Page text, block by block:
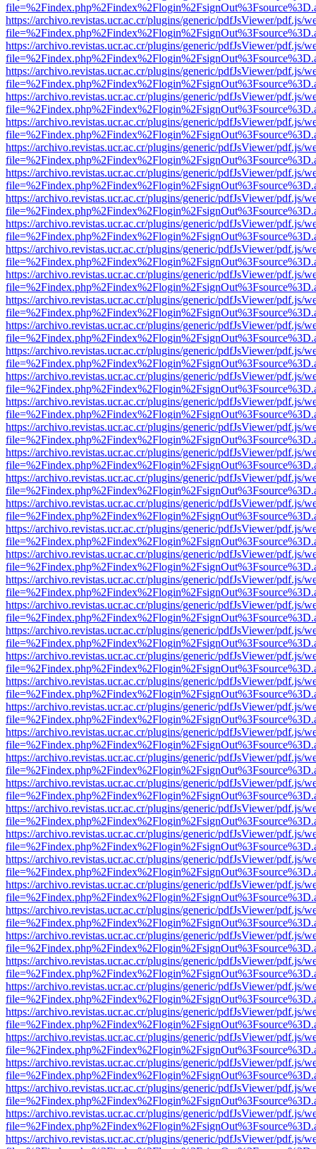
https://archivo.revistas.ucr.ac.cr/plugins/generic/pdfJsViewer/pdf.js/
https://archivo.revistas.ucr.ac.cr/plugins/generic/pdfJsViewer/pdf.js/
https://archivo.revistas.ucr.ac.cr/plugins/generic/pdfJsViewer/pdf.js/
https://archivo.revistas.ucr.ac.cr/plugins/generic/pdfJsViewer/pdf.js/
https://archivo.revistas.ucr.ac.cr/plugins/generic/pdfJsViewer/pdf.js/
https://archivo.revistas.ucr.ac.cr/plugins/generic/pdfJsViewer/pdf.js/
https://archivo.revistas.ucr.ac.cr/plugins/generic/pdfJsViewer/pdf.js/
https://archivo.revistas.ucr.ac.cr/plugins/generic/pdfJsViewer/pdf.js/
https://archivo.revistas.ucr.ac.cr/plugins/generic/pdfJsViewer/pdf.js/
https://archivo.revistas.ucr.ac.cr/plugins/generic/pdfJsViewer/pdf.js/
https://archivo.revistas.ucr.ac.cr/plugins/generic/pdfJsViewer/pdf.js/
https://archivo.revistas.ucr.ac.cr/plugins/generic/pdfJsViewer/pdf.js/
https://archivo.revistas.ucr.ac.cr/plugins/generic/pdfJsViewer/pdf.js/
https://archivo.revistas.ucr.ac.cr/plugins/generic/pdfJsViewer/pdf.js/
https://archivo.revistas.ucr.ac.cr/plugins/generic/pdfJsViewer/pdf.js/
https://archivo.revistas.ucr.ac.cr/plugins/generic/pdfJsViewer/pdf.js/
https://archivo.revistas.ucr.ac.cr/plugins/generic/pdfJsViewer/pdf.js/
https://archivo.revistas.ucr.ac.cr/plugins/generic/pdfJsViewer/pdf.js/
https://archivo.revistas.ucr.ac.cr/plugins/generic/pdfJsViewer/pdf.js/
https://archivo.revistas.ucr.ac.cr/plugins/generic/pdfJsViewer/pdf.js/
https://archivo.revistas.ucr.ac.cr/plugins/generic/pdfJsViewer/pdf.js/
https://archivo.revistas.ucr.ac.cr/plugins/generic/pdfJsViewer/pdf.js/
https://archivo.revistas.ucr.ac.cr/plugins/generic/pdfJsViewer/pdf.js/
https://archivo.revistas.ucr.ac.cr/plugins/generic/pdfJsViewer/pdf.js/
https://archivo.revistas.ucr.ac.cr/plugins/generic/pdfJsViewer/pdf.js/
https://archivo.revistas.ucr.ac.cr/plugins/generic/pdfJsViewer/pdf.js/
https://archivo.revistas.ucr.ac.cr/plugins/generic/pdfJsViewer/pdf.js/
https://archivo.revistas.ucr.ac.cr/plugins/generic/pdfJsViewer/pdf.js/
https://archivo.revistas.ucr.ac.cr/plugins/generic/pdfJsViewer/pdf.js/
https://archivo.revistas.ucr.ac.cr/plugins/generic/pdfJsViewer/pdf.js/
https://archivo.revistas.ucr.ac.cr/plugins/generic/pdfJsViewer/pdf.js/
https://archivo.revistas.ucr.ac.cr/plugins/generic/pdfJsViewer/pdf.js/
https://archivo.revistas.ucr.ac.cr/plugins/generic/pdfJsViewer/pdf.js/
https://archivo.revistas.ucr.ac.cr/plugins/generic/pdfJsViewer/pdf.js/
https://archivo.revistas.ucr.ac.cr/plugins/generic/pdfJsViewer/pdf.js/
https://archivo.revistas.ucr.ac.cr/plugins/generic/pdfJsViewer/pdf.js/
https://archivo.revistas.ucr.ac.cr/plugins/generic/pdfJsViewer/pdf.js/
https://archivo.revistas.ucr.ac.cr/plugins/generic/pdfJsViewer/pdf.js/
https://archivo.revistas.ucr.ac.cr/plugins/generic/pdfJsViewer/pdf.js/
https://archivo.revistas.ucr.ac.cr/plugins/generic/pdfJsViewer/pdf.js/
https://archivo.revistas.ucr.ac.cr/plugins/generic/pdfJsViewer/pdf.js/
https://archivo.revistas.ucr.ac.cr/plugins/generic/pdfJsViewer/pdf.js/
https://archivo.revistas.ucr.ac.cr/plugins/generic/pdfJsViewer/pdf.js/
https://archivo.revistas.ucr.ac.cr/plugins/generic/pdfJsViewer/pdf.js/
https://archivo.revistas.ucr.ac.cr/plugins/generic/pdfJsViewer/pdf.js/